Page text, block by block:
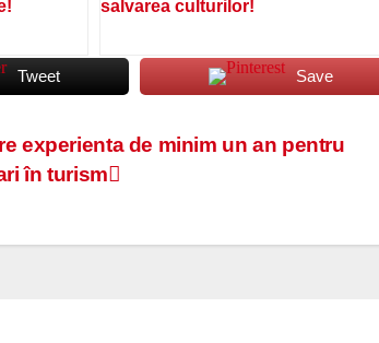
salvarea culturilor!
Tweet Save
experienta de minim un an pentru
în turism